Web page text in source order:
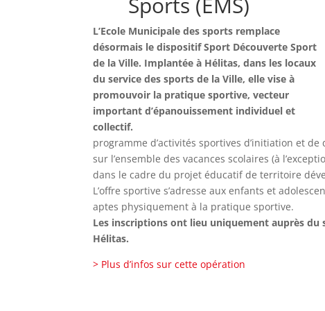
L’Ecole Municipale des sports remplace
désormais le dispositif Sport Découverte Sport
de la Ville. Implantée à Hélitas, dans les locaux
du service des sports de la Ville, elle vise à
promouvoir la pratique sportive, vecteur
important d’épanouissement individuel et
collectif.
programme d’activités sportives d’initiation et
sur l’ensemble des vacances scolaires (à
dans le cadre du projet éducatif de territoire
L’offre sportive s’adresse aux enfants et
aptes physiquement à la pratique sportive.
Les inscriptions ont lieu uniquement auprès du
Hélitas.
> Plus d’infos sur cette opération